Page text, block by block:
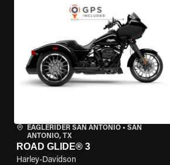
EAGLERIDER SAN ANTONIO • SAN
ANTONIO, TX
ROAD GLIDE® 3
Harley-Davidson